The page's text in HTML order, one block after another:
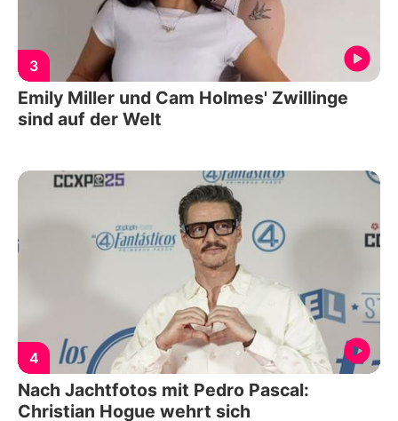
3
Emily Miller und Cam Holmes' Zwillinge
sind auf der Welt
4
Nach Jachtfotos mit Pedro Pascal:
Christian Hogue wehrt sich